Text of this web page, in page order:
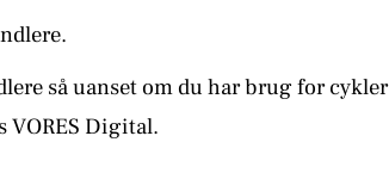
så uanset om du har brug for cykler
VORES Digital.